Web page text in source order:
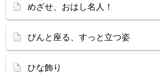
めざせ、おはし名人！
ぴんと座る、すっと立つ姿
ひな飾り